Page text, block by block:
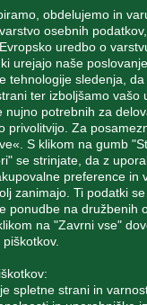
obdelujemo in
osebnih
uredbo o
urejajo naše
tehnologije sledenja,
ter izboljšamo vašo
nujno potrebnih za
privolitvijo. Za
S klikom na gumb
se strinjate, da z
preference in
zanimajo. Ti podatki
ponudbe na družbenih
na "Zavrni vse"
spletne strani in
INFORMACIJE
MOJ RAČUN
ZA
SPREMLJAJTE